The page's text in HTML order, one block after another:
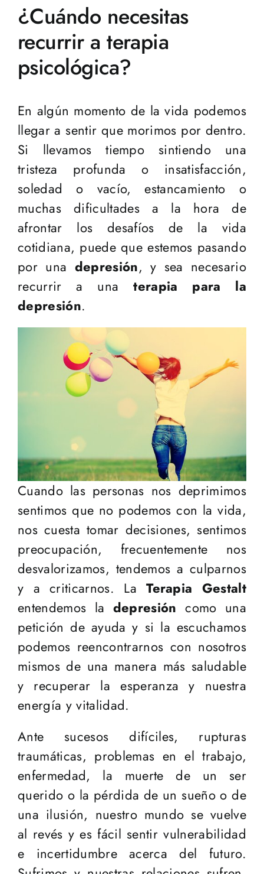
¿Cuándo necesitas
recurrir a terapia
psicológica?
En algún momento de la vida podemos
llegar a sentir que morimos por dentro.
Si llevamos tiempo sintiendo una
tristeza profunda o insatisfacción,
soledad o vacío, estancamiento o
muchas dificultades a la hora de
afrontar los desafíos de la vida
cotidiana, puede que estemos pasando
por una depresión, y sea necesario
recurrir a unaterapia para la
depresión.
Cuando las personas nos deprimimos
sentimos que no podemos con la vida,
nos cuesta tomar decisiones, sentimos
preocupación, frecuentemente nos
desvalorizamos, tendemos a culparnos
y a criticarnos. LaTerapia Gestalt
entendemos la depresión como una
petición de ayuda y si la escuchamos
podemos reencontrarnos con nosotros
mismos de una manera más saludable
y recuperar la esperanza y nuestra
energía y vitalidad.
Ante sucesos difíciles, rupturas
traumáticas, problemas en el trabajo,
enfermedad, la muerte de un ser
querido o la pérdida de un sueño o de
una ilusión, nuestro mundo se vuelve
al revés y es fácil sentir vulnerabilidad
e incertidumbre acerca del futuro.